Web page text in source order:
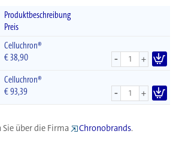
Produktbeschreibung
Preis
Celluchron®
€38,90 - +
Celluchron®
€93,39 - +
über die Firma Chronobrands.